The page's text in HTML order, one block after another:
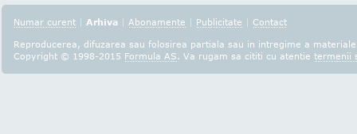
Numar curent | Arhiva | Abonamente | Publicitate | Contact
Reproducerea, difuzarea sau folosirea partiala sau in intregime a
Copyright © 1998-2015 Formula AS. Va rugam sa cititi cu atentie termenii